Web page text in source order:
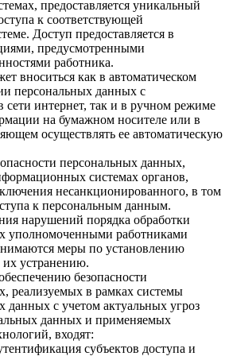
предоставляется уникальный
к соответствующей
Доступ предоставляется в
предусмотренными
работника.
вноситься как в автоматическом
персональных данных с
сети интернет, так и в ручном режиме
на бумажном носителе или в
осуществлять ее автоматическую
персональных данных,
системах органов,
несанкционированного, в том
к персональным данным.
нарушений порядка обработки
уполномоченными работниками
меры по установлению
устранению.
безопасности
реализуемых в рамках системы
данных с учетом актуальных угроз
данных и применяемых
входят:
субъектов доступа и